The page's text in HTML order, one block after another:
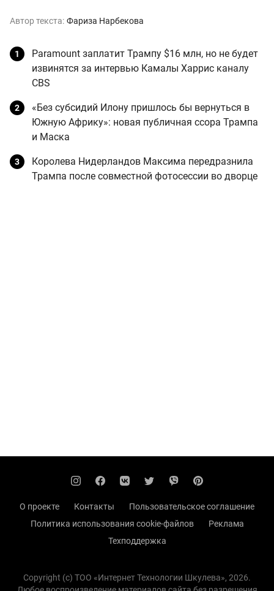
Автор текста: Фариза Нарбекова
Paramount заплатит Трампу $16 млн, но не будет
извинятся за интервью Камалы Харрис каналу
CBS
«Без субсидий Илону пришлось бы вернуться в
Южную Африку»: новая публичная ссора Трампа
и Маска
Королева Нидерландов Максима передразнила
Трампа после совместной фотосессии во дворце
О проекте Контакты
Пользовательское соглашение
Политика использования cookie-файлов
Реклама
Техподдержка
Copyright (с) TOO «Интернет Технологии Шкулева», 2026.